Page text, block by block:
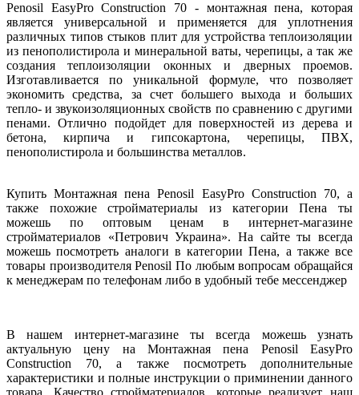
Penosil EasyPro Construction 70 - монтажная пена, которая
является универсальной и применяется для уплотнения
различных типов стыков плит для устройства теплоизоляции
из пенополистирола и минеральной ваты, черепицы, а так же
создания теплоизоляции оконных и дверных проемов.
Изготавливается по уникальной формуле, что позволяет
экономить средства, за счет большего выхода и больших
тепло- и звукоизоляционных свойств по сравнению с другими
пенами. Отлично подойдет для поверхностей из дерева и
бетона, кирпича и гипсокартона, черепицы, ПВХ,
пенополистирола и большинства металлов.
Купить Монтажная пена Penosil EasyPro Construction 70, а
также похожие стройматериалы из категории Пена ты
можешь по оптовым ценам в интернет-магазине
стройматериалов «Петрович Украина». На сайте ты всегда
можешь посмотреть аналоги в категории Пена, а также все
товары производителя Penosil По любым вопросам обращайся
к менеджерам по телефонам либо в удобный тебе мессенджер
В нашем интернет-магазине ты всегда можешь узнать
актуальную цену на Монтажная пена Penosil EasyPro
Construction 70, а также посмотреть дополнительные
характеристики и полные инструкции о приминении данного